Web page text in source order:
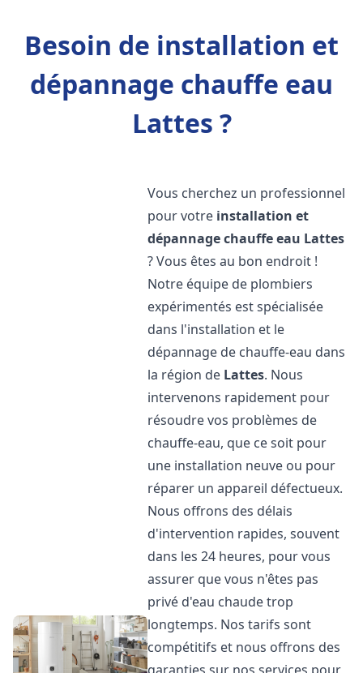
Besoin de installation et
dépannage chauffe eau
Lattes ?
Vous cherchez un professionnel
pour votre installation et
dépannage chauffe eau Lattes
? Vous êtes au bon endroit !
Notre équipe de plombiers
expérimentés est spécialisée
dans l'installation et le
dépannage de chauffe-eau dans
la région de Lattes. Nous
intervenons rapidement pour
résoudre vos problèmes de
chauffe-eau, que ce soit pour
une installation neuve ou pour
réparer un appareil défectueux.
Nous offrons des délais
d'intervention rapides, souvent
dans les 24 heures, pour vous
assurer que vous n'êtes pas
privé d'eau chaude trop
longtemps. Nos tarifs sont
compétitifs et nous offrons des